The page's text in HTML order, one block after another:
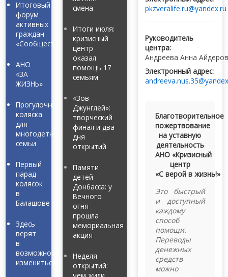
Итоговый
форум
активных
граждан
«Сообщество»
АНО
«ЗА
ЖИЗНЬ»
Прогулочная
коляска
для
многодетной
семьи
Первый
парад
колясок
в
Балашове
Здесь
верят
в
возможность
измениться
смена
Итоги июля:
кризисный
центр
оказал
помощь 17
семьям
«Зов
Джунглей»:
творческий
финал и два
дня
открытий
Памяти
детей
Донбасса: у
Вечного
огня
прошла
мемориальная
акция
Неделя
открытий:
pkzveralife.ru@yandex.ru
Руководитель
центра:
Андреева Анна
Электронный адрес:
Благотворительное
пожертвование
на уставную
деятельность
АНО «Кризисный
центр
«С верой в жизнь!»
Это быстрый
и доступный
каждому
способ
помощи.
Переводы
денежных
средств
можно